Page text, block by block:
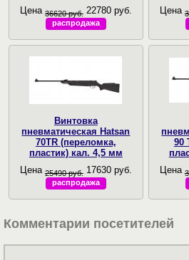
Цена 36620 руб. 22780 руб.
распродажа
Цена
Винтовка
пневматическая Hatsan
70TR (переломка,
пластик) кал. 4,5 мм
Цена 25490 руб. 17630 руб.
распродажа
90
Цена
Комментарии посетителей